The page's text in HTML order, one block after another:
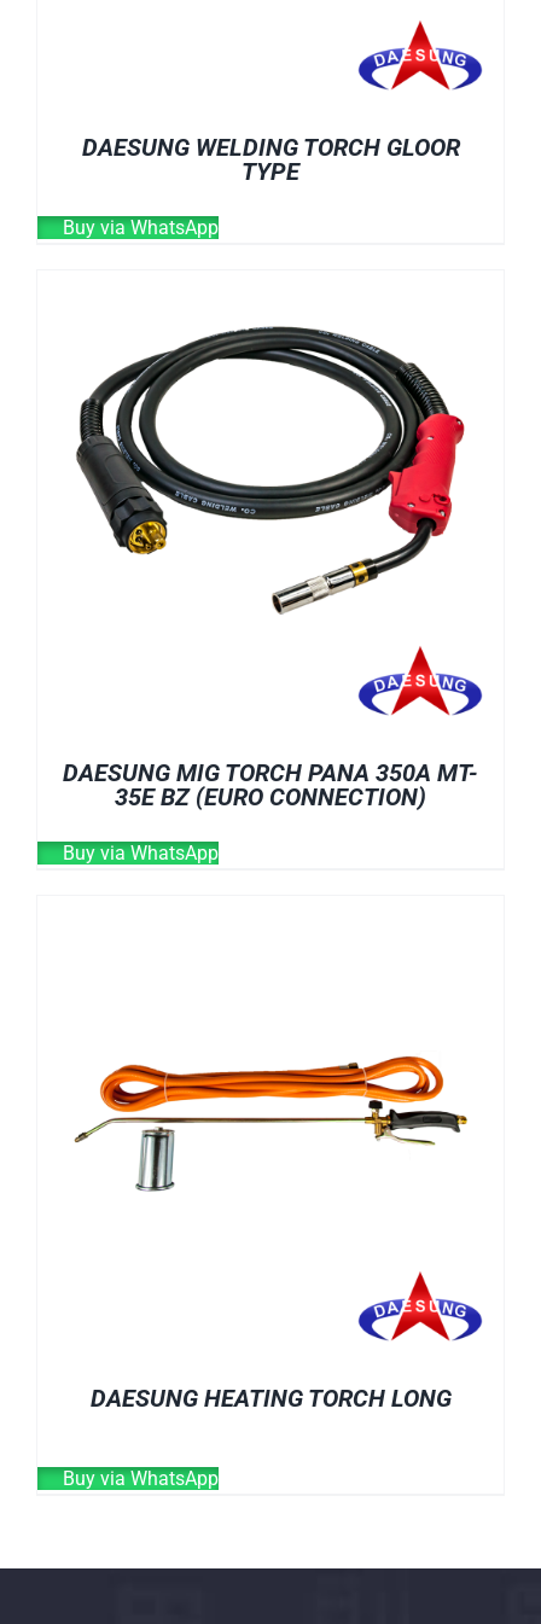
DAESUNG WELDING TORCH GLOOR
TYPE
Buy via WhatsApp
DAESUNG MIG TORCH PANA 350A MT-
35E BZ (EURO CONNECTION)
Buy via WhatsApp
DAESUNG HEATING TORCH LONG
Buy via WhatsApp